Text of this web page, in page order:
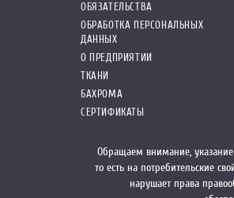
ОБЯЗАТЕЛЬСТВА
ОБРАБОТКА ПЕРСОНАЛЬНЫХ
ДАННЫХ
О ПРЕДПРИЯТИИ
ТКАНИ
БАХРОМА
СЕРТИФИКАТЫ
Обращаем внимание,
то есть на потребительские
нарушает права